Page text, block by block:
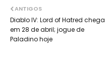
ANTIGOS
Diablo IV: Lord of Hatred chega
em 28 de abril; jogue de
Paladino hoje